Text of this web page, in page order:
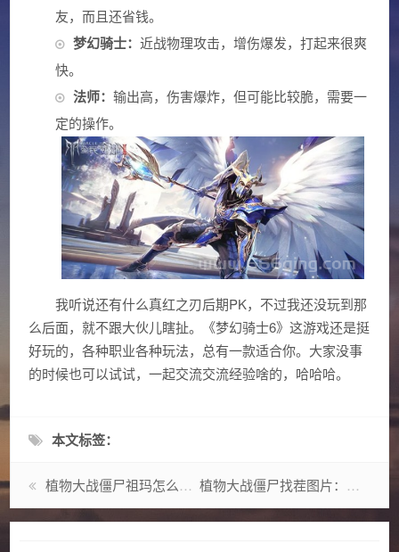
友，而且还省钱。
梦幻骑士：近战物理攻击，增伤爆发，打起来很爽
快。
法师：输出高，伤害爆炸，但可能比较脆，需要一
定的操作。
我听说还有什么真红之刃后期PK，不过我还没玩到那
么后面，就不跟大伙儿瞎扯。《梦幻骑士6》这游戏还是挺
好玩的，各种职业各种玩法，总有一款适合你。大家没事
的时候也可以试试，一起交流交流经验啥的，哈哈哈。
本文标签：
植物大战僵尸祖玛怎么玩？新手必看攻略来了！ 植物大战僵尸找茬图片：高清合集，等你来挑战眼力极限！